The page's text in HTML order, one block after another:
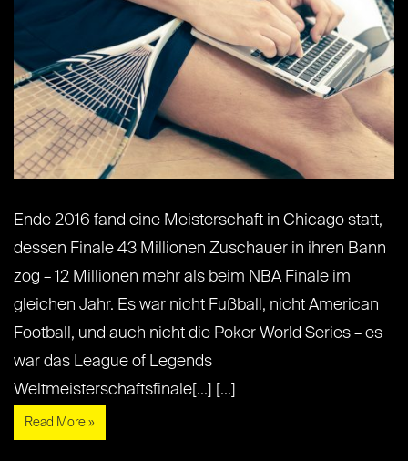
Ende 2016 fand eine Meisterschaft in Chicago statt,
dessen Finale 43 Millionen Zuschauer in ihren Bann
zog – 12 Millionen mehr als beim NBA Finale im
gleichen Jahr. Es war nicht Fußball, nicht American
Football, und auch nicht die Poker World Series – es
war das League of Legends
Weltmeisterschaftsfinale[...] [...]
Read More »